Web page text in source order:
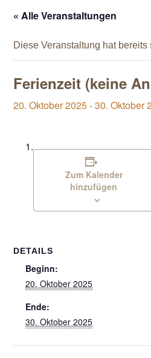
« Alle Veranstaltungen
Diese Veranstaltung hat bereits
Ferienzeit (keine
20. Oktober 2025-30. Oktober
Zum Kalender
hinzufügen
DETAILS
Beginn:
20. Oktober 2025
Ende:
30. Oktober 2025